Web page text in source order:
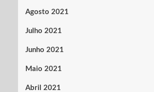
Agosto 2021
Julho 2021
Junho 2021
Maio 2021
Abril 2021